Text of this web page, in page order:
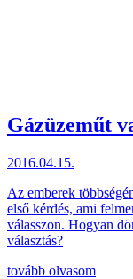
Gázüzeműt
2016.04.15.
Az emberek
első kérdés, ami
válasszon. Hogyan
választás?
tovább olvasom